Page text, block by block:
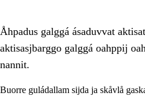
Åhpadus galggá ásaduvvat
aktisasjbarggo galggá oahppij
nannit.
Buorre guládallam sijda ja skåvlå